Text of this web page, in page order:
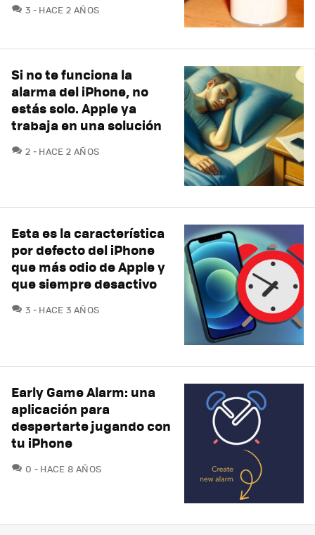
3 COMENTARIOS
HACE 2 AÑOS
Si no te funciona la
alarma del iPhone, no
estás solo. Apple ya
trabaja en una solución
2 COMENTARIOS
HACE 2 AÑOS
Esta es la característica
por defecto del iPhone
que más odio de Apple y
que siempre desactivo
3 COMENTARIOS
HACE 3 AÑOS
Early Game Alarm: una
aplicación para
despertarte jugando con
tu iPhone
0 COMENTARIOS
HACE 8 AÑOS